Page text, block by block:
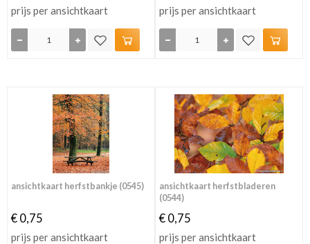
prijs per ansichtkaart prijs per ansichtkaart
ansichtkaart herfstbankje (0545)
€ 0,75
prijs per ansichtkaart
ansichtkaart herfstbladeren
(0544)
€ 0,75
prijs per ansichtkaart